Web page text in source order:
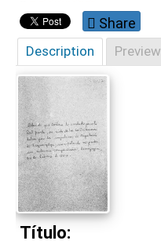
Share
Description Preview
Título: